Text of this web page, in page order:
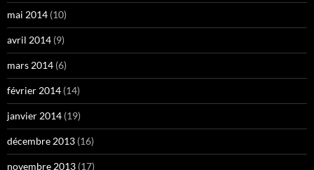
mai 2014 (10)
avril 2014 (9)
mars 2014 (6)
février 2014 (14)
janvier 2014 (19)
décembre 2013 (16)
novembre 2013 (17)